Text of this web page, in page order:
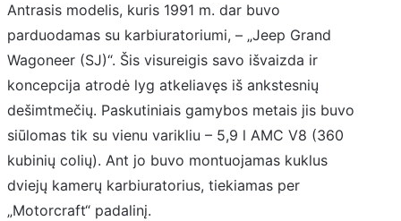
Antrasis modelis, kuris 1991 m. dar buvo
parduodamas su karbiuratoriumi, – „Jeep Grand
Wagoneer (SJ)“. Šis visureigis savo išvaizda ir
koncepcija atrodė lyg atkeliavęs iš ankstesnių
dešimtmečių. Paskutiniais gamybos metais jis buvo
siūlomas tik su vienu varikliu – 5,9 l AMC V8 (360
kubinių colių). Ant jo buvo montuojamas kuklus
dviejų kamerų karbiuratorius, tiekiamas per
„Motorcraft“ padalinį.